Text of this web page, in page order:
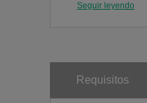
Seguir leyendo
Requisitos